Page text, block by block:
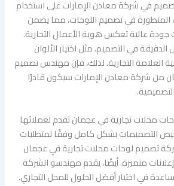
في شركة معادن الإمارات على استخدام
المتطورة في تصميم اللوحات، مما يضمن
عالية تعكس هوية الأعمال التجارية.
في التصميم، مثل اختيار الألوان
العلامة التجارية. لذلك، فإن مهندس تصميم
من شركة معادن الإمارات سيكون قادرًا
محلات تجارية في عجمان تقدم لعملائها
التصميمات بشكل كامل وفقًا لمتطلبات
تصميم لوحات محلات تجارية في عجمان
متميزة. أيضًا، يقدم مهندسو الشركة
في اختيار أفضل الحلول للمحل التجاري.